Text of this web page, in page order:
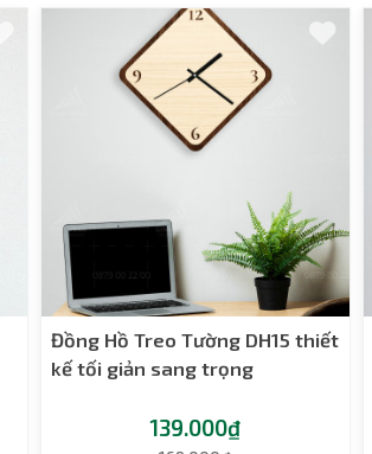
Đồng Hồ Treo Tường DH15 thiết
kế tối giản sang trọng
139.000₫